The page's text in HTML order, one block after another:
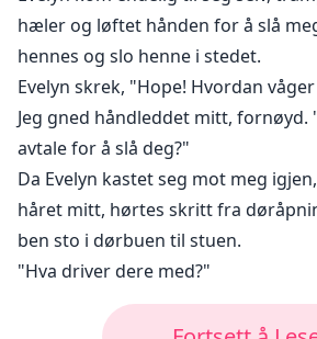
hæler og løftet hånden for å slå
hennes og slo henne i stedet.
Evelyn skrek, "Hope! Hvordan
Jeg gned håndleddet mitt, fornøyd.
avtale for å slå deg?"
Da Evelyn kastet seg mot meg
håret mitt, hørtes skritt fra
ben sto i dørbuen til stuen.
"Hva driver dere med?"